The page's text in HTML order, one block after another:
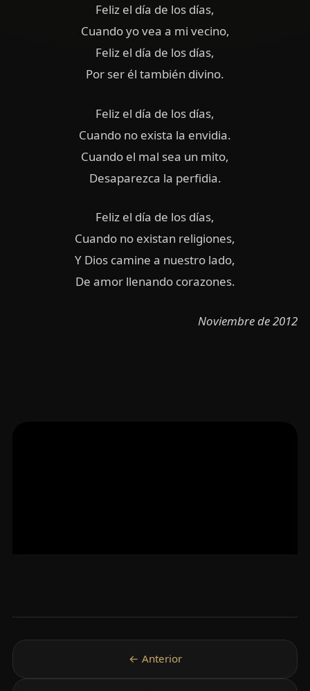
Feliz el día de los días,
Cuando yo vea a mi vecino,
Feliz el día de los días,
Por ser él también divino.
Feliz el día de los días,
Cuando no exista la envidia.
Cuando el mal sea un mito,
Desaparezca la perfidia.
Feliz el día de los días,
Cuando no existan religiones,
Y Dios camine a nuestro lado,
De amor llenando corazones.
Noviembre de 2012